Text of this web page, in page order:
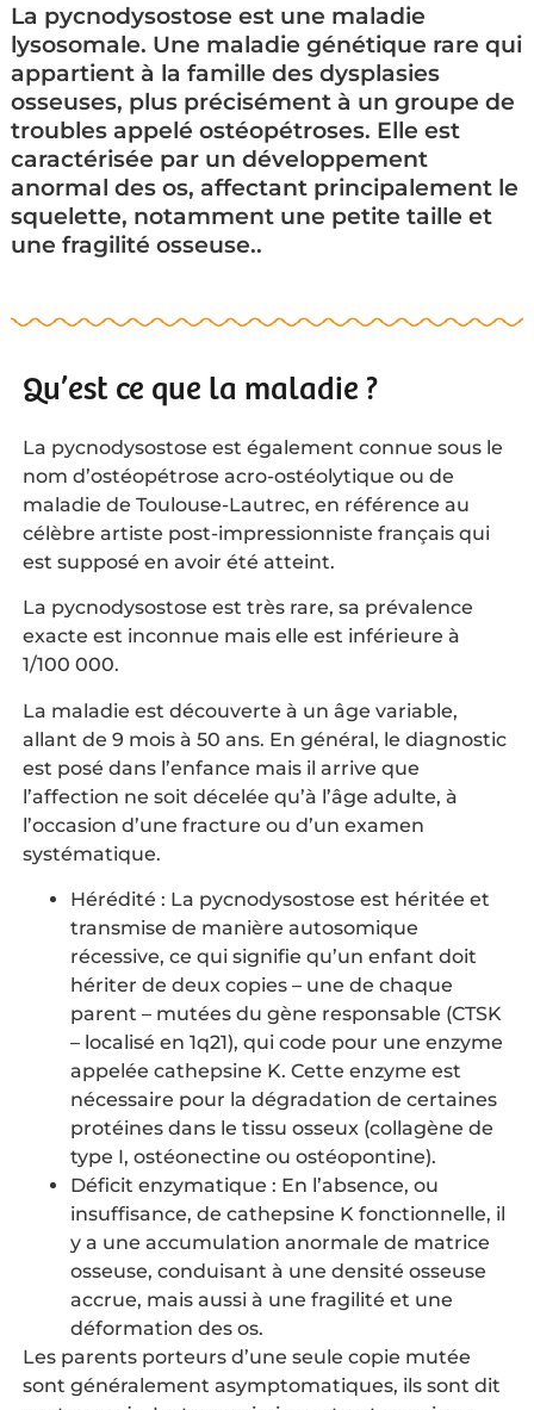
La pycnodysostose est une maladie
lysosomale. Une maladie génétique rare qui
appartient à la famille des dysplasies
osseuses, plus précisément à un groupe de
troubles appelé ostéopétroses. Elle est
caractérisée par un développement
anormal des os, affectant principalement le
squelette, notamment une petite taille et
une fragilité osseuse..
Qu’est ce que la maladie ?
La pycnodysostose est également connue sous le
nom d’ostéopétrose acro-ostéolytique ou de
maladie de Toulouse-Lautrec, en référence au
célèbre artiste post-impressionniste français qui
est supposé en avoir été atteint.
La pycnodysostose est très rare, sa prévalence
exacte est inconnue mais elle est inférieure à
1/100 000.
La maladie est découverte à un âge variable,
allant de 9 mois à 50 ans. En général, le diagnostic
est posé dans l’enfance mais il arrive que
l’affection ne soit décelée qu’à l’âge adulte, à
l’occasion d’une fracture ou d’un examen
systématique.
Hérédité : La pycnodysostose est héritée et
transmise de manière autosomique
récessive, ce qui signifie qu’un enfant doit
hériter de deux copies – une de chaque
parent – mutées du gène responsable (CTSK
– localisé en 1q21), qui code pour une enzyme
appelée cathepsine K. Cette enzyme est
nécessaire pour la dégradation de certaines
protéines dans le tissu osseux (collagène de
type I, ostéonectine ou ostéopontine).
Déficit enzymatique : En l’absence, ou
insuffisance, de cathepsine K fonctionnelle, il
y a une accumulation anormale de matrice
osseuse, conduisant à une densité osseuse
accrue, mais aussi à une fragilité et une
déformation des os.
Les parents porteurs d’une seule copie mutée
sont généralement asymptomatiques, ils sont dit